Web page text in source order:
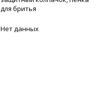
для бритья
Нет данных